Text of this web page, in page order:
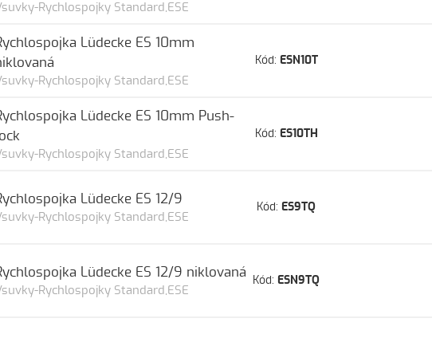
Rychlospojky Standard,ESE
Kód: ESN10T
Rychlospojky Standard,ESE
Lüdecke ES 10mm
Kód: ES10TH
Rychlospojky Standard,ESE
Lüdecke ES 10mm Push-
Kód: ES9TQ
Rychlospojky Standard,ESE
Lüdecke ES 12/9
Kód: ESN9TQ
Rychlospojky Standard,ESE
Lüdecke ES 12/9 niklovaná